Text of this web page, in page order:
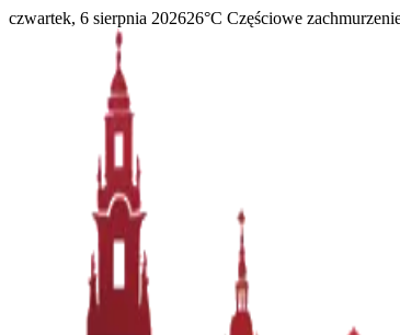
czwartek, 6 sierpnia 202626°C Częściowe